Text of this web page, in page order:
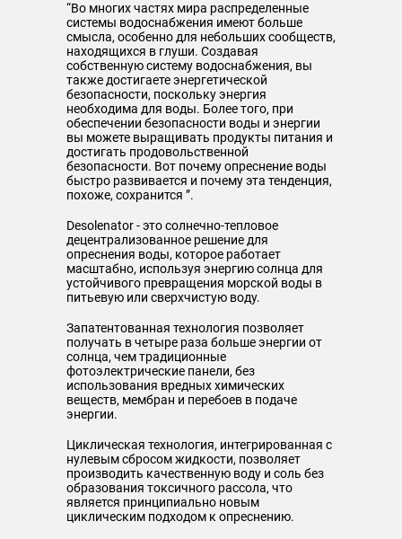
“Во многих частях мира распределенные
системы водоснабжения имеют больше
смысла, особенно для небольших сообществ,
находящихся в глуши. Создавая
собственную систему водоснабжения, вы
также достигаете энергетической
безопасности, поскольку энергия
необходима для воды. Более того, при
обеспечении безопасности воды и энергии
вы можете выращивать продукты питания и
достигать продовольственной
безопасности. Вот почему опреснение воды
быстро развивается и почему эта тенденция,
похоже, сохранится ”.
Desolenator - это солнечно-тепловое
децентрализованное решение для
опреснения воды, которое работает
масштабно, используя энергию солнца для
устойчивого превращения морской воды в
питьевую или сверхчистую воду.
Запатентованная технология позволяет
получать в четыре раза больше энергии от
солнца, чем традиционные
фотоэлектрические панели, без
использования вредных химических
веществ, мембран и перебоев в подаче
энергии.
Циклическая технология, интегрированная с
нулевым сбросом жидкости, позволяет
производить качественную воду и соль без
образования токсичного рассола, что
является принципиально новым
циклическим подходом к опреснению.